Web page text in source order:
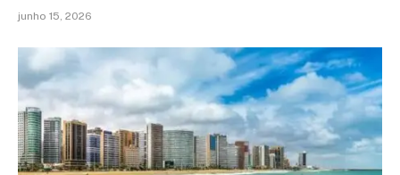
junho 15, 2026